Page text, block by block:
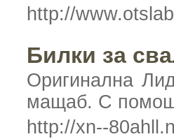
http://
Билки за
Оригинална
мащаб. С
http://xn--